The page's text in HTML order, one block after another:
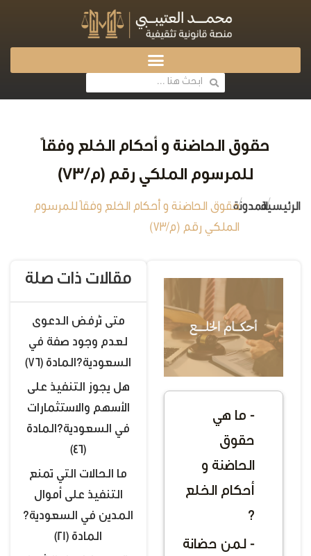
حقوق الحاضنة و أحكام الخلع وفقاً
للمرسوم الملكي رقم (م/73)
الرئيسية
/المدونة
/حقوق الحاضنة و أحكام الخلع وفقاً للمرسوم
الملكي رقم (م/73)
- ما هي
حقوق
الحاضنة و
أحكام الخلع
؟
- لمن حضانة
مقالات ذات صلة
متى تُرفض الدعوى
لعدم وجود صفة في
السعودية؟المادة (76)
هل يجوز التنفيذ على
الأسهم والاستثمارات
في السعودية؟المادة
(46)
ما الحالات التي تمنع
التنفيذ على أموال
المدين في السعودية؟
المادة (21)